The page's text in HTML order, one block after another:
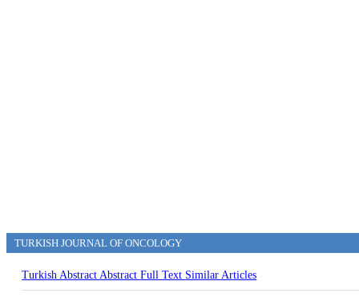
TURKISH JOURNAL OF ONCOLOGY
Turkish AbstractAbstractFull Text Similar Articles